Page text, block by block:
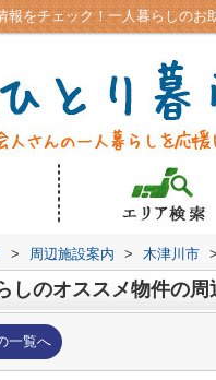
> 周辺施設案内 > 木津川市 >
しのオススメ物件の
一覧へ